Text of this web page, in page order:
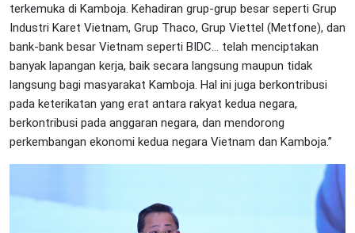
terkemuka di Kamboja. Kehadiran grup-grup besar seperti Grup
Industri Karet Vietnam, Grup Thaco, Grup Viettel (Metfone), dan
bank-bank besar Vietnam seperti BIDC... telah menciptakan
banyak lapangan kerja, baik secara langsung maupun tidak
langsung bagi masyarakat Kamboja. Hal ini juga berkontribusi
pada keterikatan yang erat antara rakyat kedua negara,
berkontribusi pada anggaran negara, dan mendorong
perkembangan ekonomi kedua negara Vietnam dan Kamboja.”